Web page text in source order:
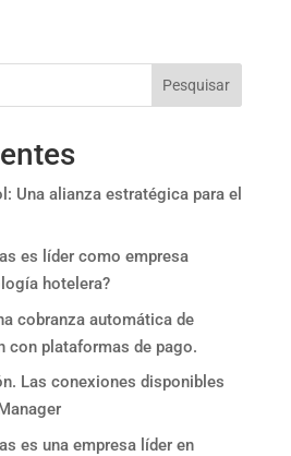
Pesquisar
Una alianza estratégica para el
es líder como empresa
hotelera?
cobranza automática de
con plataformas de pago.
Las conexiones disponibles
es una empresa líder en